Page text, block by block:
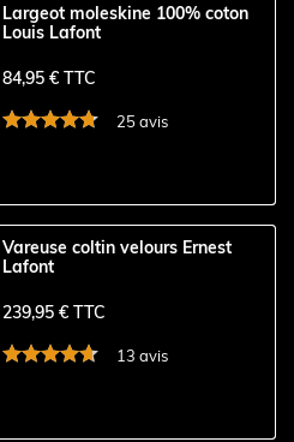
Largeot moleskine 100% coton
Louis Lafont
84,95 € TTC
25 avis
Vareuse coltin velours Ernest
Lafont
239,95 € TTC
13 avis